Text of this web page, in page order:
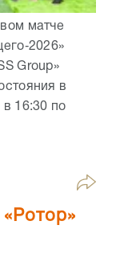
матче
Group»
в
16:30 по